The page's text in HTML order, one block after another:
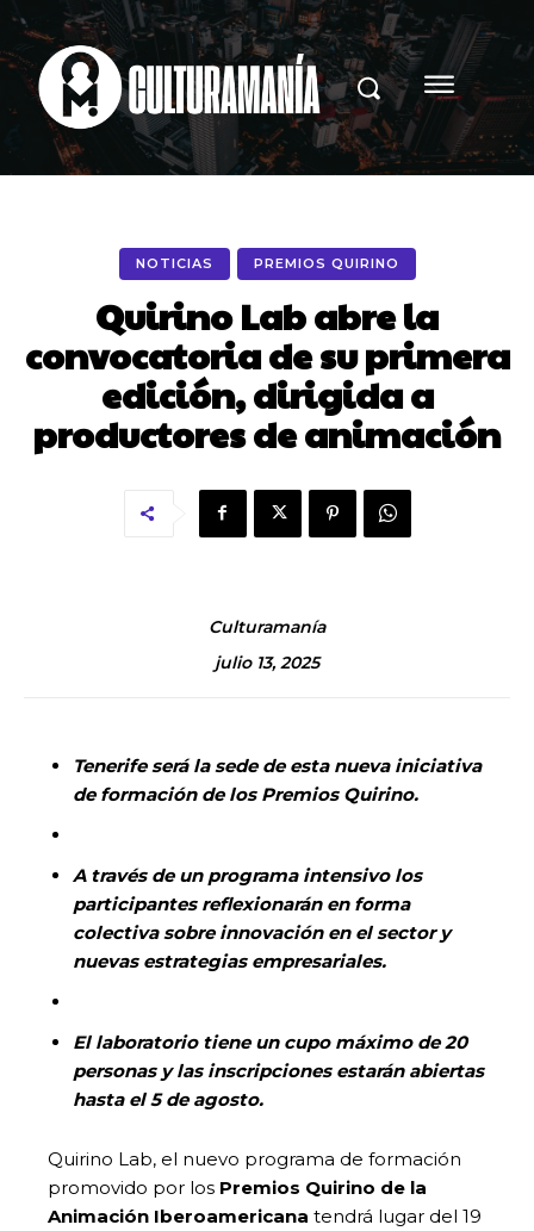
NOTICIAS PREMIOS QUIRINO
Quirino Lab abre la
convocatoria de su primera
edición, dirigida a
productores de animación
Culturamanía
julio 13, 2025
Tenerife será la sede de esta nueva iniciativa
de formación de los Premios Quirino.
A través de un programa intensivo los
participantes reflexionarán en forma
colectiva sobre innovación en el sector y
nuevas estrategias empresariales.
El laboratorio tiene un cupo máximo de 20
personas y las inscripciones estarán abiertas
hasta el 5 de agosto.
Quirino Lab, el nuevo programa de formación
promovido por los Premios Quirino de la
Animación Iberoamericana tendrá lugar del 19